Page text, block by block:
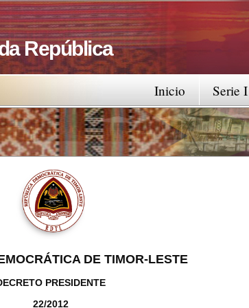
República
Serie I
Inicio
DE TIMOR-LESTE
PRESIDENTE
22/2012